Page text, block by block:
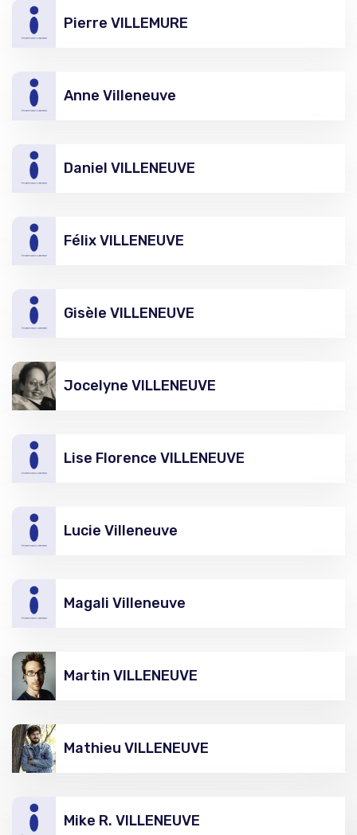
Pierre VILLEMURE
Anne Villeneuve
Daniel VILLENEUVE
Félix VILLENEUVE
Gisèle VILLENEUVE
Jocelyne VILLENEUVE
Lise Florence VILLENEUVE
Lucie Villeneuve
Magali Villeneuve
Martin VILLENEUVE
Mathieu VILLENEUVE
Mike R. VILLENEUVE